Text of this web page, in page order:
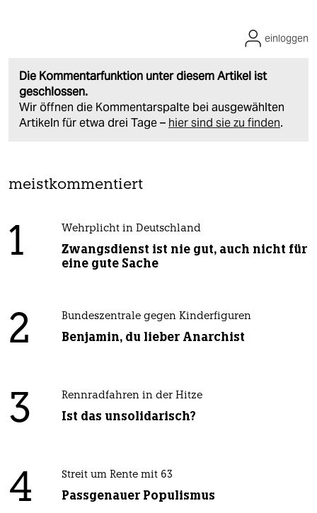
Die Kommentarfunktion unter diesem Artikel ist
geschlossen.
Wir öffnen die Kommentarspalte bei ausgewählten
Artikeln für etwa drei Tage – hier sind sie zu finden.
einloggen
meistkommentiert
1 Wehrplicht in Deutschland
Zwangsdienst ist nie gut, auch nicht für
eine gute Sache
2 Bundeszentrale gegen Kinderfiguren
Benjamin, du lieber Anarchist
3 Rennradfahren in der Hitze
Ist das unsolidarisch?
4 Streit um Rente mit 63
Passgenauer Populismus